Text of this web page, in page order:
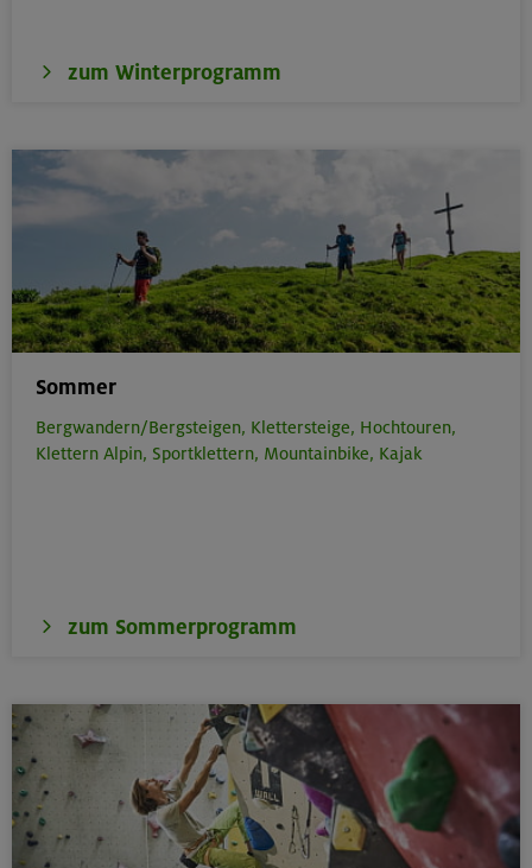
zum Winterprogramm
Sommer
Bergwandern/Bergsteigen, Klettersteige, Hochtouren,
Klettern Alpin, Sportklettern, Mountainbike, Kajak
zum Sommerprogramm